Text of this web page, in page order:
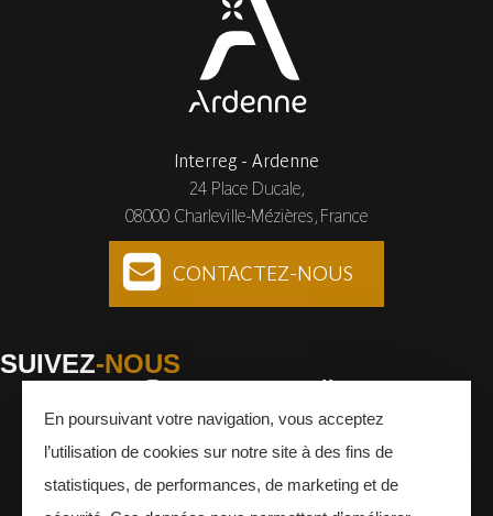
Interreg - Ardenne
24 Place Ducale,
08000 Charleville-Mézières, France
CONTACTEZ-NOUS
SUIVEZ-NOUS
Facebook Instagram Youtube
En poursuivant votre navigation, vous acceptez
l’utilisation de cookies sur notre site à des fins de
statistiques, de performances, de marketing et de